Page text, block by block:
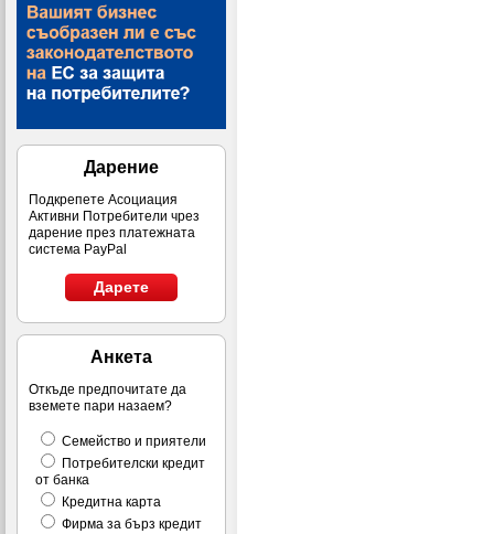
Дарение
Подкрепете Асоциация
Активни Потребители чрез
дарение през платежната
система PayPal
Дарете
Анкета
Откъде предпочитате да
вземете пари назаем?
Семейство и приятели
Потребителски кредит
от банка
Кредитна карта
Фирма за бърз кредит